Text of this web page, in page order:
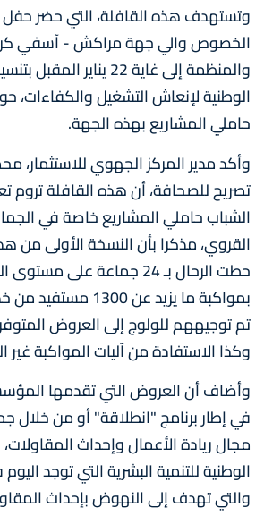
وتستهدف هذه القافلة، التي حضر حفل
الخصوص والي جهة مراكش - آسفي
والمنظمة إلى غاية 22 يناير
حاملي المشاريع بهذه الجهة.
وأكد مدير المركز الجهوي للاستثمار،
تصريح للصحافة، أن هذه القافلة تروم
الشباب حاملي المشاريع خاصة في
القروي، مذكرا بأن النسخة الأولى من
حطت الرحال بـ 24 جماعة على
بمواكبة ما يزيد عن
تم توجيههم للولوج إلى العروض
وكذا الاستفادة من آليات المواكبة غير
وأضاف أن العروض التي تقدمها
في إطار برنامج "انطلاقة" أو من خلال
مجال ريادة الأعمال وإحداث المقاولات،
الوطنية للتنمية البشرية التي توجد اليوم
والتي تهدف إلى النهوض بإحداث